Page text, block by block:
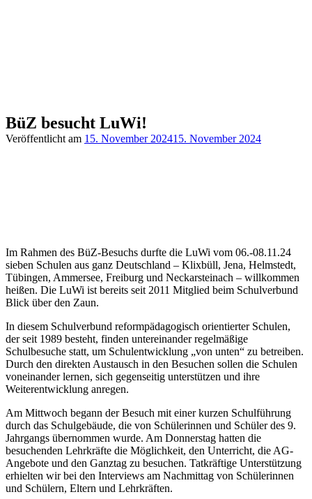
BüZ besucht LuWi!
Veröffentlicht am 15. November 202415. November 2024
Im Rahmen des BüZ-Besuchs durfte die LuWi vom 06.-08.11.24
sieben Schulen aus ganz Deutschland – Klixbüll, Jena, Helmstedt,
Tübingen, Ammersee, Freiburg und Neckarsteinach – willkommen
heißen. Die LuWi ist bereits seit 2011 Mitglied beim Schulverbund
Blick über den Zaun.
In diesem Schulverbund reformpädagogisch orientierter Schulen,
der seit 1989 besteht, finden untereinander regelmäßige
Schulbesuche statt, um Schulentwicklung „von unten“ zu betreiben.
Durch den direkten Austausch in den Besuchen sollen die Schulen
voneinander lernen, sich gegenseitig unterstützen und ihre
Weiterentwicklung anregen.
Am Mittwoch begann der Besuch mit einer kurzen Schulführung
durch das Schulgebäude, die von Schülerinnen und Schüler des 9.
Jahrgangs übernommen wurde. Am Donnerstag hatten die
besuchenden Lehrkräfte die Möglichkeit, den Unterricht, die AG-
Angebote und den Ganztag zu besuchen. Tatkräftige Unterstützung
erhielten wir bei den Interviews am Nachmittag von Schülerinnen
und Schülern, Eltern und Lehrkräften.